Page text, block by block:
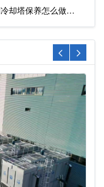
却塔保养怎么做…